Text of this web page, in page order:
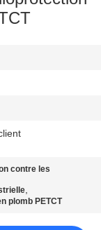
contre les
,
plomb PETCT